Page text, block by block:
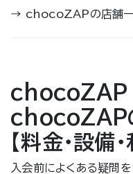
→ chocoZAPの店舗一
chocoZAP
chocoZAP
【料金・設備
入会前によくある疑問を